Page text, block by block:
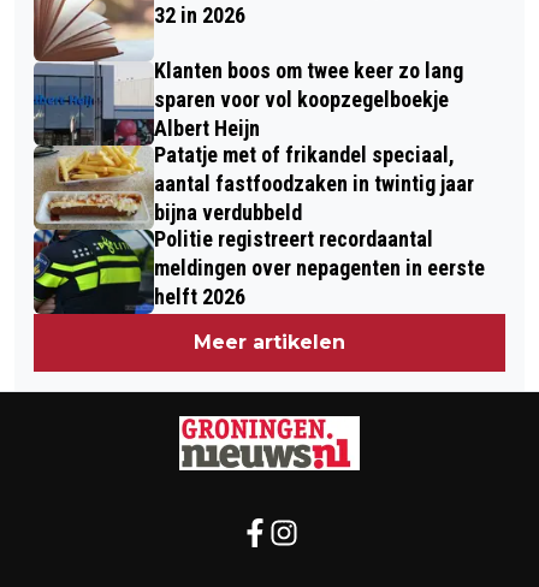
32 in 2026
Klanten boos om twee keer zo lang
sparen voor vol koopzegelboekje
Albert Heijn
Patatje met of frikandel speciaal,
aantal fastfoodzaken in twintig jaar
bijna verdubbeld
Politie registreert recordaantal
meldingen over nepagenten in eerste
helft 2026
Meer artikelen